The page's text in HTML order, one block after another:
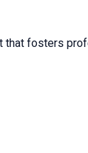
that fosters